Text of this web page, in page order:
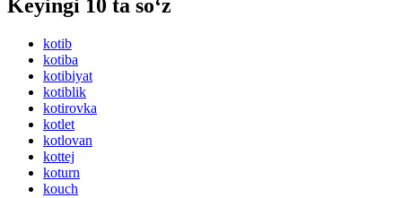
Keyingi 10 ta so‘z
kotib
kotiba
kotibiyat
kotiblik
kotirovka
kotlet
kotlovan
kottej
koturn
kouch